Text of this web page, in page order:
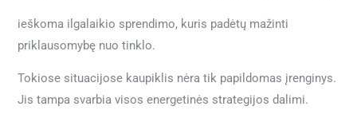
ieškoma ilgalaikio sprendimo, kuris padėtų mažinti
priklausomybę nuo tinklo.
Tokiose situacijose kaupiklis nėra tik papildomas įrenginys.
Jis tampa svarbia visos energetinės strategijos dalimi.